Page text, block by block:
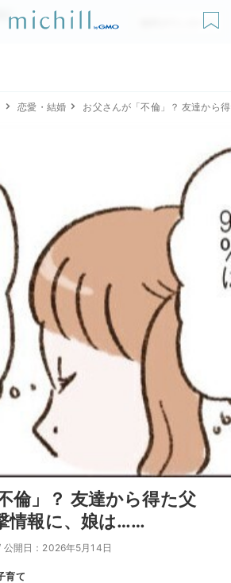
無料ダウンロード
恋愛・結婚 お父さんが「不倫」？ 友達から
倫」？ 友達から得た父
情報に、娘は……
公開日：2026年5月14日
育て